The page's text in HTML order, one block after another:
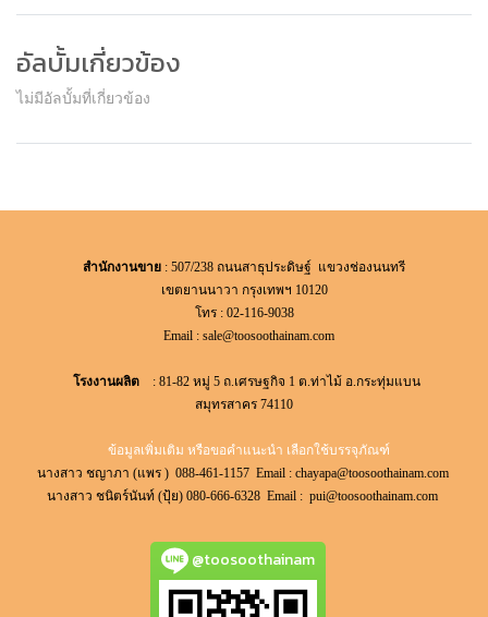
อัลบั้มเกี่ยวข้อง
ไม่มีอัลบั้มที่เกี่ยวข้อง
สำนักงานขาย : 507/238 ถนนสาธุประดิษฐ์ แขวงช่องนนทรี
เขตยานนาวา กรุงเทพฯ 10120
โทร : 02-116-9038
Email : sale@toosoothainam.com
โรงงานผลิต: 81-82 หมู่ 5 ถ.เศรษฐกิจ 1 ต.ท่าไม้ อ.กระทุ่มแบน
สมุทรสาคร 74110
ข้อมูลเพิ่มเติม หรือขอคำแนะนำ เลือกใช้บรรจุภัณฑ์
นางสาว ชญาภา (แพร ) 088-461-1157 Email : chayapa@toosoothainam.com
นางสาว ชนิตร์นันท์ (ปุ้ย) 080-666-6328 Email : pui@toosoothainam.com
@toosoothainam